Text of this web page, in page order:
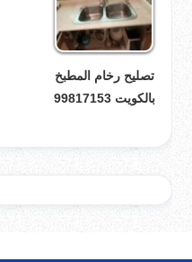
تصليح رخام المطبخ
بالكويت 99817153